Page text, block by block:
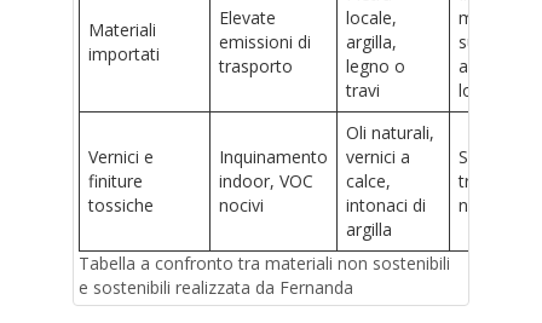
Materiali
importati
Elevate
emissioni di
trasporto
locale,
argilla,
legno o
travi
minore,
supporto
locale
Vernici e
finiture
tossiche
Inquinamento
indoor, VOC
nocivi
Oli naturali,
vernici a
calce,
intonaci di
argilla
Sicuri,
traspiranti,
non tossici
Tabella a confronto tra materiali non sostenibili
e sostenibili realizzata da Fernanda